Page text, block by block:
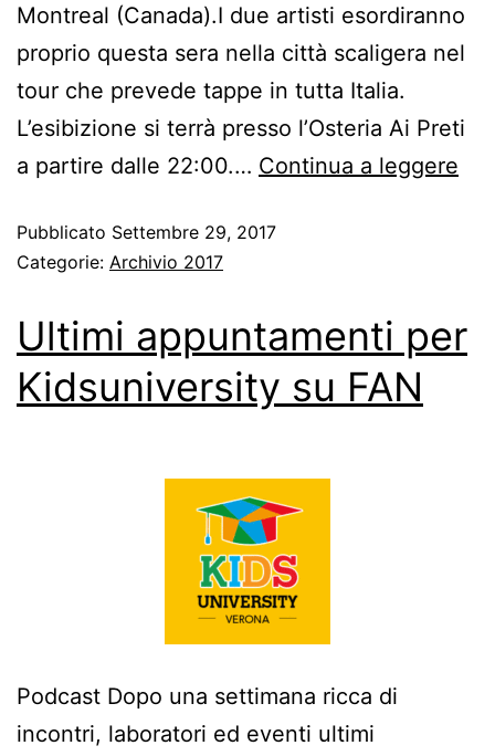
Montreal (Canada).I due artisti esordiranno
proprio questa sera nella città scaligera nel
tour che prevede tappe in tutta Italia.
L’esibizione si terrà presso l’Osteria Ai Preti
a partire dalle 22:00.… Continua a leggere
Pubblicato Settembre 29, 2017
Categorie: Archivio 2017
Ultimi appuntamenti per
Kidsuniversity su FAN
Podcast Dopo una settimana ricca di
incontri, laboratori ed eventi ultimi